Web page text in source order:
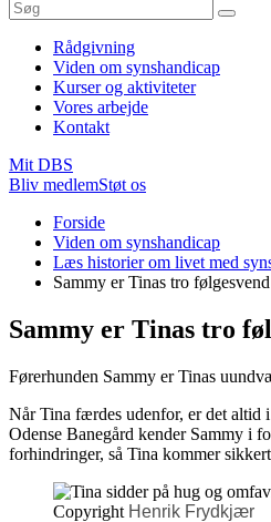
Rådgivning
Viden om synshandicap
Kurser og aktiviteter
Vores arbejde
Kontakt
Mit DBS
Bliv medlemStøt os
Forside
Viden om synshandicap
Læs historier om livet med
Sammy er Tinas tro følgesvend
Sammy er Tinas tro
Førerhunden Sammy er Tinas
Når Tina færdes udenfor, er det altid
Odense Banegård kender Sammy i
forhindringer, så Tina kommer
Copyright Henrik Frydkjær